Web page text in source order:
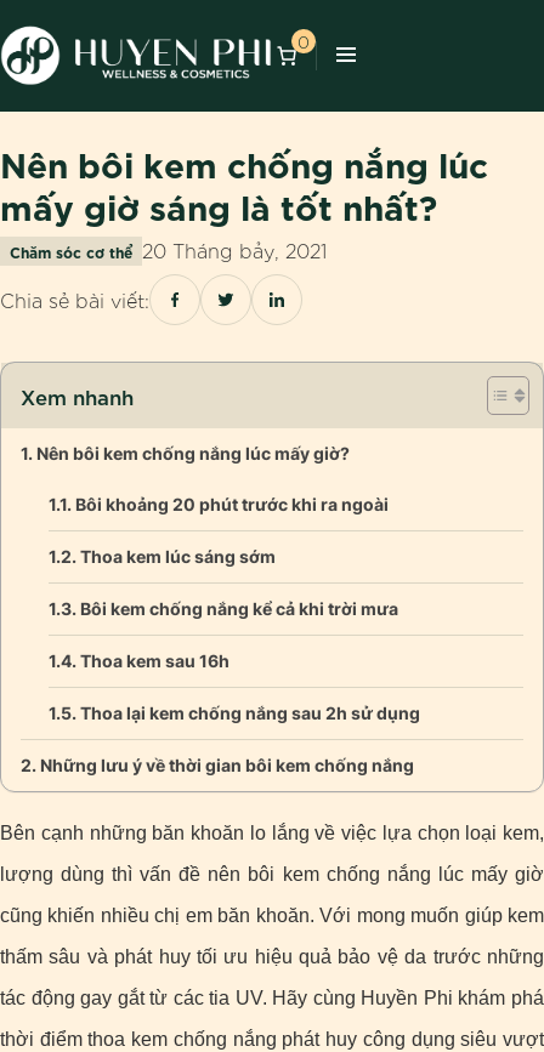
0
Nên bôi kem chống nắng lúc
mấy giờ sáng là tốt nhất?
Chăm sóc cơ thể 20 Tháng bảy, 2021
Chia sẻ bài viết:
Xem nhanh
Nên bôi kem chống nắng lúc mấy giờ?
Bôi khoảng 20 phút trước khi ra ngoài
Thoa kem lúc sáng sớm
Bôi kem chống nắng kể cả khi trời mưa
Thoa kem sau 16h
Thoa lại kem chống nắng sau 2h sử dụng
Những lưu ý về thời gian bôi kem chống nắng
Bên cạnh những băn khoăn lo lắng về việc lựa chọn loại kem,
lượng dùng thì vấn đề nên bôi kem chống nắng lúc mấy giờ
cũng khiến nhiều chị em băn khoăn. Với mong muốn giúp kem
thấm sâu và phát huy tối ưu hiệu quả bảo vệ da trước những
tác động gay gắt từ các tia UV. Hãy cùng Huyền Phi khám phá
thời điểm thoa kem chống nắng phát huy công dụng siêu vượt